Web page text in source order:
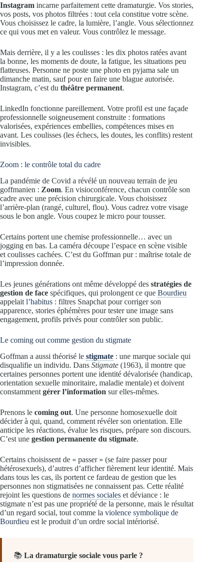
Instagram incarne parfaitement cette dramaturgie. Vos stories,
vos posts, vos photos filtrées : tout cela constitue votre scène.
Vous choisissez le cadre, la lumière, l’angle. Vous sélectionnez
ce qui vous met en valeur. Vous contrôlez le message.
Mais derrière, il y a les coulisses : les dix photos ratées avant
la bonne, les moments de doute, la fatigue, les situations peu
flatteuses. Personne ne poste une photo en pyjama sale un
dimanche matin, sauf pour en faire une blague autorisée.
Instagram, c’est du théâtre permanent.
LinkedIn fonctionne pareillement. Votre profil est une façade
professionnelle soigneusement construite : formations
valorisées, expériences embellies, compétences mises en
avant. Les coulisses (les échecs, les doutes, les conflits) restent
invisibles.
Zoom : le contrôle total du cadre
La pandémie de Covid a révélé un nouveau terrain de jeu
goffmanien : Zoom. En visioconférence, chacun contrôle son
cadre avec une précision chirurgicale. Vous choisissez
l’arrière-plan (rangé, culturel, flou). Vous cadrez votre visage
sous le bon angle. Vous coupez le micro pour tousser.
Certains portent une chemise professionnelle… avec un
jogging en bas. La caméra découpe l’espace en scène visible
et coulisses cachées. C’est du Goffman pur : maîtrise totale de
l’impression donnée.
Les jeunes générations ont même développé des stratégies de
gestion de face spécifiques, qui prolongent ce que Bourdieu
appelait l’habitus : filtres Snapchat pour corriger son
apparence, stories éphémères pour tester une image sans
engagement, profils privés pour contrôler son public.
Le coming out comme gestion du stigmate
Goffman a aussi théorisé le stigmate : une marque sociale qui
disqualifie un individu. Dans Stigmate (1963), il montre que
certaines personnes portent une identité dévalorisée (handicap,
orientation sexuelle minoritaire, maladie mentale) et doivent
constamment gérer l’information sur elles-mêmes.
Prenons le coming out. Une personne homosexuelle doit
décider à qui, quand, comment révéler son orientation. Elle
anticipe les réactions, évalue les risques, prépare son discours.
C’est une gestion permanente du stigmate.
Certains choisissent de « passer » (se faire passer pour
hétérosexuels), d’autres d’afficher fièrement leur identité. Mais
dans tous les cas, ils portent ce fardeau de gestion que les
personnes non stigmatisées ne connaissent pas. Cette réalité
rejoint les questions de normes sociales et déviance : le
stigmate n’est pas une propriété de la personne, mais le résultat
d’un regard social, tout comme la violence symbolique de
Bourdieu est le produit d’un ordre social intériorisé.
📚 La dramaturgie sociale vous parle ?